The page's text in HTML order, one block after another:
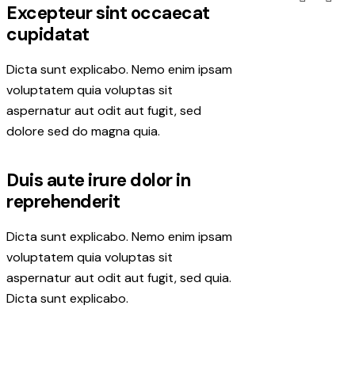
Excepteur sint occaecat
cupidatat
Dicta sunt explicabo. Nemo enim ipsam
voluptatem quia voluptas sit
aspernatur aut odit aut fugit, sed
dolore sed do magna quia.
Duis aute irure dolor in
reprehenderit
Dicta sunt explicabo. Nemo enim ipsam
voluptatem quia voluptas sit
aspernatur aut odit aut fugit, sed quia.
Dicta sunt explicabo.